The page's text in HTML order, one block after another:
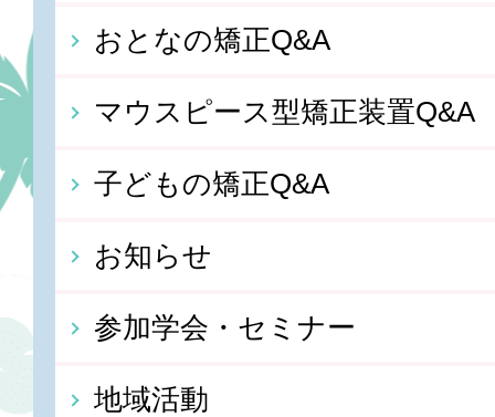
おとなの矯正Q&A
マウスピース型矯正装置Q&A
子どもの矯正Q&A
お知らせ
参加学会・セミナー
地域活動